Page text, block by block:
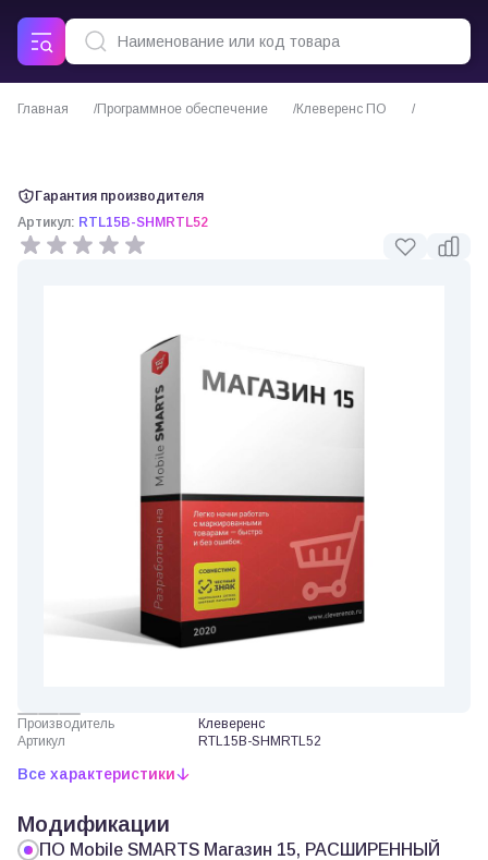
Главная Программное обеспечение
Клеверенс ПО
Гарантия производителя
Артикул: RTL15B-SHMRTL52
Производитель
Клеверенс
Артикул
RTL15B-SHMRTL52
Все характеристики
Модификации
ПО Mobile SMARTS Магазин 15, РАСШИРЕННЫЙ